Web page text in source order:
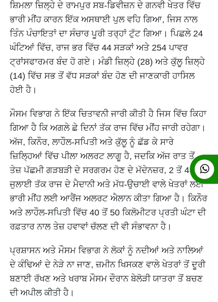
ਸ਼ਿਮਲਾ ਜ਼ਿਲ੍ਹੇ ਦੇ ਰਾਮਪੁਰ ਸਬ-ਡਿਵੀਜ਼ਨ ਦੇ ਗਨਵੀ ਖੇਤਰ ਵਿੱਚ
ਭਾਰੀ ਮੀਂਹ ਕਾਰਨ ਇੱਕ ਅਸਥਾਈ ਪੁਲ ਵਹਿ ਗਿਆ, ਜਿਸ ਨਾਲ
ਤਿੰਨ ਪੰਚਾਇਤਾਂ ਦਾ ਸੰਚਾਰ ਪੂਰੀ ਤਰ੍ਹਾਂ ਟੁੱਟ ਗਿਆ। ਪਿਛਲੇ 24
ਘੰਟਿਆਂ ਵਿੱਚ, ਰਾਜ ਭਰ ਵਿੱਚ 44 ਸੜਕਾਂ ਅਤੇ 254 ਪਾਵਰ
ਟ੍ਰਾਂਸਫਾਰਮਰ ਬੰਦ ਹੋ ਗਏ। ਮੰਡੀ ਜ਼ਿਲ੍ਹੇ (28) ਅਤੇ ਕੁੱਲੂ ਜ਼ਿਲ੍ਹੇ
(14) ਵਿੱਚ ਸਭ ਤੋਂ ਵੱਧ ਸੜਕਾਂ ਬੰਦ ਹੋਣ ਦੀ ਜਾਣਕਾਰੀ ਹਾਸਿਲ
ਹੋਈ ਹੈ।
ਮੌਸਮ ਵਿਭਾਗ ਨੇ ਇੱਕ ਚਿਤਾਵਨੀ ਜਾਰੀ ਕੀਤੀ ਹੈ ਜਿਸ ਵਿੱਚ ਕਿਹਾ
ਗਿਆ ਹੈ ਕਿ ਅਗਲੇ ਛੇ ਦਿਨਾਂ ਤੱਕ ਰਾਜ ਵਿੱਚ ਮੀਂਹ ਜਾਰੀ ਰਹੇਗਾ।
ਅੱਜ, ਕਿਨੌਰ, ਲਾਹੌਲ-ਸਪਿਤੀ ਅਤੇ ਕੁੱਲੂ ਨੂੰ ਛੱਡ ਕੇ ਸਾਰੇ
ਜ਼ਿਲ੍ਹਿਆਂ ਵਿੱਚ ਪੀਲਾ ਅਲਰਟ ਲਾਗੂ ਹੈ, ਜਦਕਿ ਅੱਜ ਰਾਤ ਤੋਂ
ਤੇਜ਼ ਪੱਛਮੀ ਗੜਬੜੀ ਦੇ ਸਰਗਰਮ ਹੋਣ ਦੇ ਮੱਦੇਨਜ਼ਰ, 2 ਤੋਂ 4
ਜੁਲਾਈ ਤੱਕ ਰਾਜ ਦੇ ਮੈਦਾਨੀ ਅਤੇ ਮੱਧ-ਉਚਾਈ ਵਾਲੇ ਖੇਤਰਾਂ ਲਈ
ਭਾਰੀ ਮੀਂਹ ਲਈ ਆਰੈਂਜ ਅਲਰਟ ਐਲਾਨ ਕੀਤਾ ਗਿਆ ਹੈ। ਕਿਨੌਰ
ਅਤੇ ਲਾਹੌਲ-ਸਪਿਤੀ ਵਿੱਚ 40 ਤੋਂ 50 ਕਿਲੋਮੀਟਰ ਪ੍ਰਤੀ ਘੰਟਾ ਦੀ
ਰਫ਼ਤਾਰ ਨਾਲ ਤੇਜ਼ ਹਵਾਵਾਂ ਚੱਲਣ ਦੀ ਵੀ ਸੰਭਾਵਨਾ ਹੈ।
ਪ੍ਰਸ਼ਾਸਨ ਅਤੇ ਮੌਸਮ ਵਿਭਾਗ ਨੇ ਲੋਕਾਂ ਨੂੰ ਨਦੀਆਂ ਅਤੇ ਨਾਲਿਆਂ
ਦੇ ਕੰਢਿਆਂ ਦੇ ਨੇੜੇ ਨਾ ਜਾਣ, ਜ਼ਮੀਨ ਖਿਸਕਣ ਵਾਲੇ ਖੇਤਰਾਂ ਤੋਂ ਦੂਰੀ
ਬਣਾਈ ਰੱਖਣ ਅਤੇ ਖਰਾਬ ਮੌਸਮ ਦੌਰਾਨ ਬੇਲੋੜੀ ਯਾਤਰਾ ਤੋਂ ਬਚਣ
ਦੀ ਅਪੀਲ ਕੀਤੀ ਹੈ।